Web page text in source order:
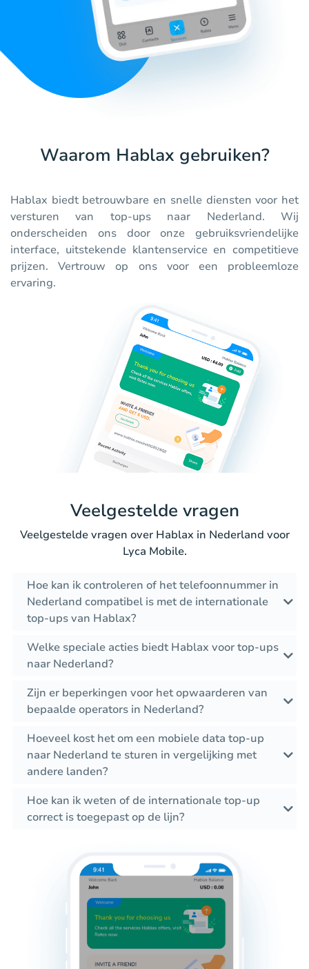
Waarom Hablax gebruiken?
Hablax biedt betrouwbare en snelle diensten voor het
versturen van top-ups naar Nederland. Wij
onderscheiden ons door onze gebruiksvriendelijke
interface, uitstekende klantenservice en competitieve
prijzen. Vertrouw op ons voor een probleemloze
ervaring.
Veelgestelde vragen
Veelgestelde vragen over Hablax in Nederland voor
Lyca Mobile.
Hoe kan ik controleren of het telefoonnummer in
Nederland compatibel is met de internationale
top-ups van Hablax?
Welke speciale acties biedt Hablax voor top-ups
naar Nederland?
Zijn er beperkingen voor het opwaarderen van
bepaalde operators in Nederland?
Hoeveel kost het om een mobiele data top-up
naar Nederland te sturen in vergelijking met
andere landen?
Hoe kan ik weten of de internationale top-up
correct is toegepast op de lijn?